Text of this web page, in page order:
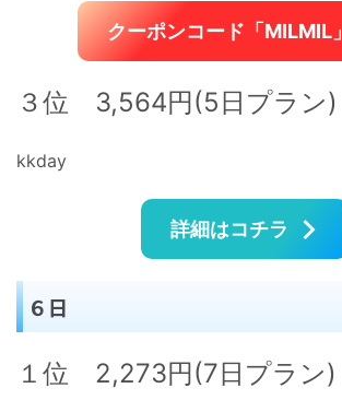
クーポンコード「MILMIL」
３位 3,564円(5日プラン)
kkday
詳細はコチラ
６日
１位 2,273円(7日プラン)